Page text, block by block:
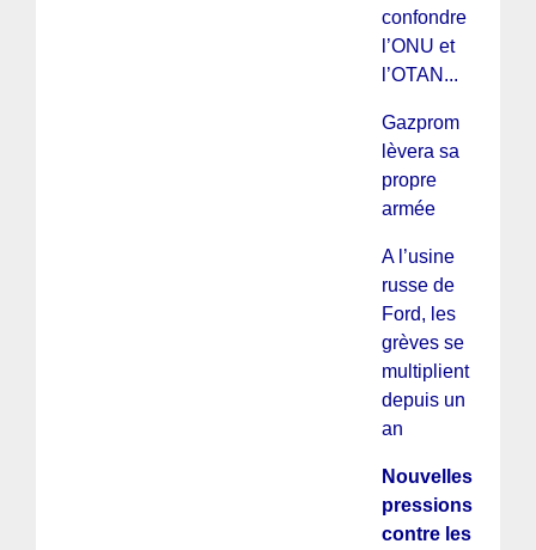
confondre
l’ONU et
l’OTAN...
Gazprom
lèvera sa
propre
armée
A l’usine
russe de
Ford, les
grèves se
multiplient
depuis un
an
Nouvelles
pressions
contre les